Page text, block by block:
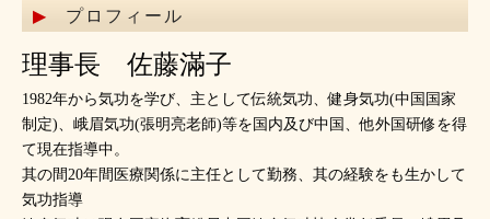
プロフィール
理事長 佐藤滿子
1982年から気功を学び、主として伝統気功、健身気功(中国国家
制定)、峨眉気功(張明亮老師)等を国内及び中国、他外国研修を得
て現在指導中。
其の間20年間医療関係に主任として勤務、其の経験をも生かして
気功指導